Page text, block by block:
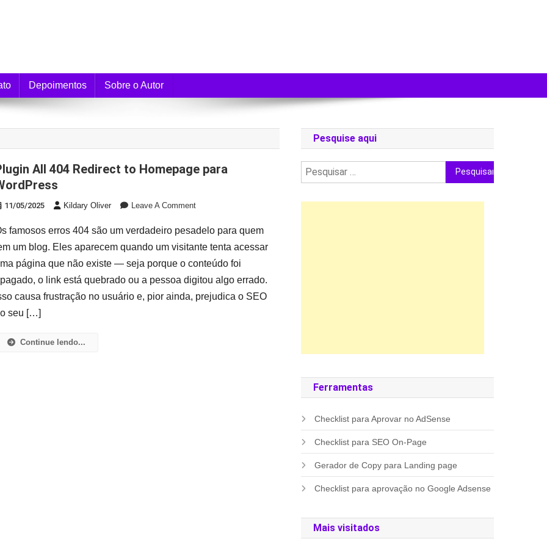
Depoimentos Sobre o Autor
para
11/05/2025 Kildary Oliver Leave A CommentOn
All
404
Redirect
Homepage
Para
famosos erros 404 são um verdadeiro pesadelo para quem
um blog. Eles aparecem quando um visitante tenta acessar
página que não existe — seja porque o conteúdo foi
o link está quebrado ou a pessoa digitou algo errado.
causa frustração no usuário e, pior ainda, prejudica o SEO
seu […]
Continue lendo...
Pesquise aqui
Pesquisar
por:
Ferramentas
Checklist para Aprovar no AdSense
Checklist para SEO On-Page
Gerador de Copy para Landing page
Checklist para aprovação no Google Adsense
Mais visitados